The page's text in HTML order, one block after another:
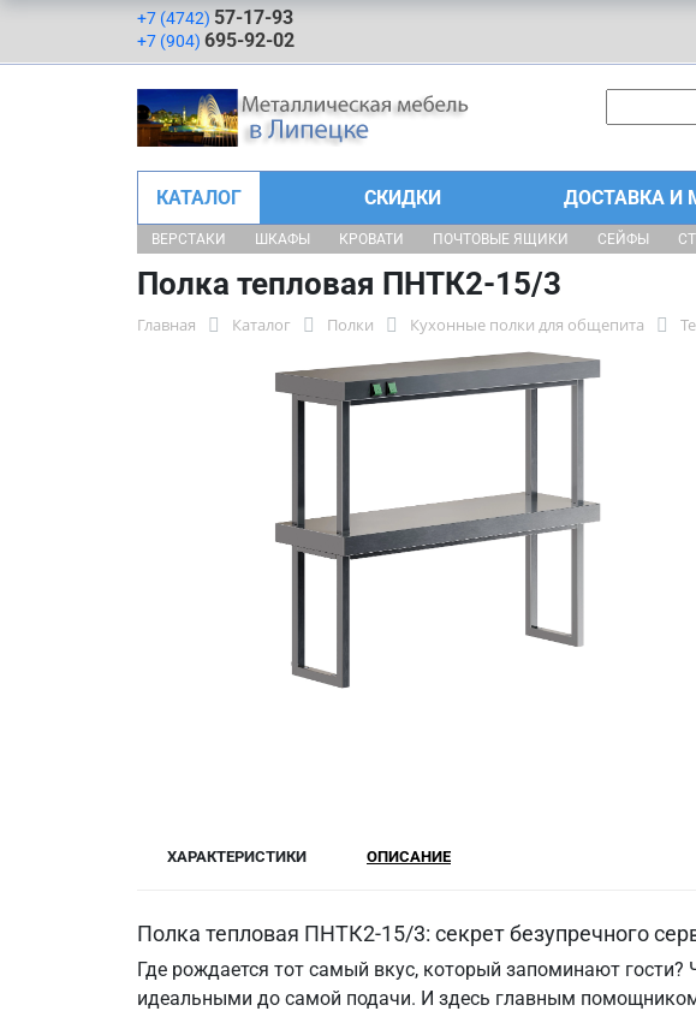
+7 (4742) 57-17-93
+7 (904) 695-92-02
КАТАЛОГ СКИДКИ ДОСТАВКА И
ВЕРСТАКИ ШКАФЫ КРОВАТИ ПОЧТОВЫЕ ЯЩИКИ СЕЙФЫ
Полка тепловая ПНТК2-15/3
Главная Каталог Полки Кухонные полки для общепита
ХАРАКТЕРИСТИКИ ОПИСАНИЕ
Полка тепловая ПНТК2-15/3: секрет безупречного
Где рождается тот самый вкус, который запоминают
идеальными до самой подачи. И здесь главным